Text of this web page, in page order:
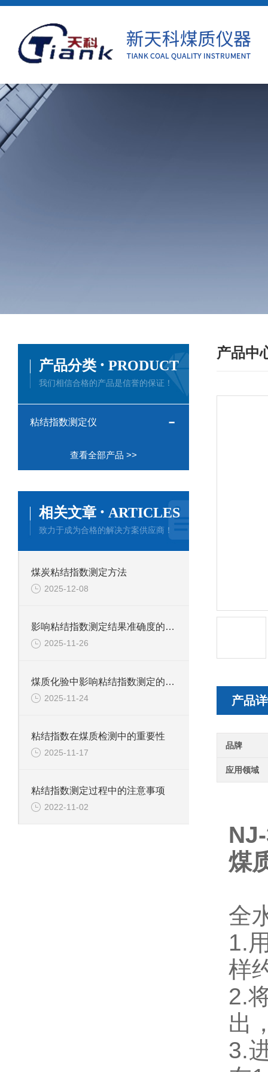
产品中
产品
品牌
应用领域
煤
全
1.
样
2.
出
3.
产品分类 · PRODUCT
我们相信合格的产品是信誉的保证！
粘结指数测定仪
查看全部产品 >>
相关文章 · ARTICLES
致力于成为合格的解决方案供应商！
煤炭粘结指数测定方法
2025-12-08
影响粘结指数测定结果准确度的因素有哪些？
2025-11-26
煤质化验中影响粘结指数测定的因素有哪些？
2025-11-24
粘结指数在煤质检测中的重要性
2025-11-17
粘结指数测定过程中的注意事项
2022-11-02